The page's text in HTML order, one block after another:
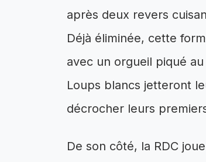
après deux revers
Déjà éliminée, cette
avec un orgueil piqué
Loups blancs jetteront
décrocher leurs
De son côté, la RDC